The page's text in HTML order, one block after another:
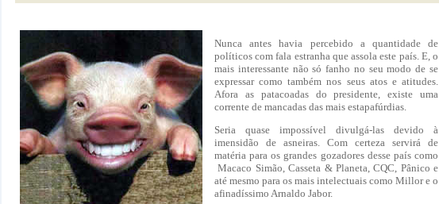
Nunca antes havia percebido a quantidade de
políticos com fala estranha que assola este país. E, o
mais interessante não só fanho no seu modo de se
expressar como também nos seus atos e atitudes.
Afora as patacoadas do presidente, existe uma
corrente de mancadas das mais estapafúrdias.
Seria quase impossível divulgá-las devido à
imensidão de asneiras. Com certeza servirá de
matéria para os grandes gozadores desse país como
Macaco Simão, Casseta & Planeta, CQC, Pânico e
até mesmo para os mais intelectuais como Millor e o
afinadíssimo Arnaldo Jabor.